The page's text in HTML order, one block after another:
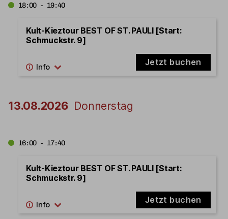
18:00 - 19:40
Kult-Kieztour BEST OF ST. PAULI [Start:
Schmuckstr. 9]
Jetzt buchen
13.08.2026 Donnerstag
16:00 - 17:40
Kult-Kieztour BEST OF ST. PAULI [Start:
Schmuckstr. 9]
Jetzt buchen